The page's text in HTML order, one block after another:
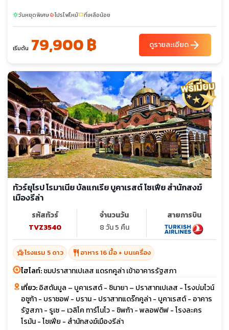
sunnyวันหยุดพิเศษlocal_fire_departmentโปรไฟไหม้confirmation_numberที่เหลือน้อย
เริ่มต้น 79,900 ฿ ดูรายละเอียดarrow_forward
ทัวร์ยุโรป โรมาเนีย บัลแกเรีย บูคาเรสต์ โซเฟีย สำนักสงฆ์
เมืองรีล่า
รหัสทัวร์
TVZ3540
จำนวนวัน
8 วัน 5 คืน
สายการบิน
hotel_classโรงแรม 5 ดาว restaurant อาหาร 16 มื้อ + บนเครื่อง
ไฮไลท์:ชมปราสาทเปเลส แดรกคูล่า เข้าอาคารรัฐสภา
เที่ยว:อิสตันบูล – บูคาเรสต์ - ซินายา – ปราสาทเปเลส - โรงบ่มไวน์
อซูก้า - บราซอฟ - บราน - ปราสาทแดร๊กคูล่า - บูคาเรสต์ - อาคาร
รัฐสภา - รูเซ – เวลิโค ทาร์โนโว - ชิพก้า - พลอฟดิฟ - โรงละคร
โรมัน - โซเฟีย - สำนักสงฆ์เมืองรีล่า